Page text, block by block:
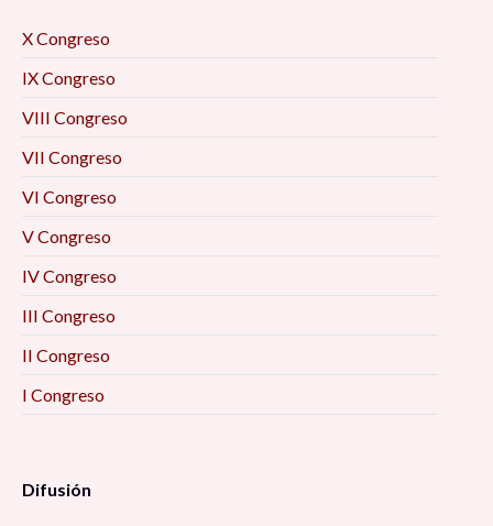
X Congreso
IX Congreso
VIII Congreso
VII Congreso
VI Congreso
V Congreso
IV Congreso
III Congreso
II Congreso
I Congreso
Difusión